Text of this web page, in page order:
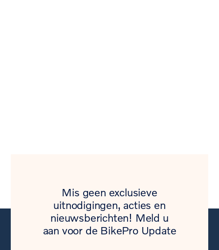
Mis geen exclusieve
uitnodigingen, acties en
nieuwsberichten! Meld u
aan voor de BikePro Update